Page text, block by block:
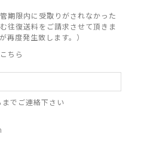
期限内に受取りがされなかった
往復送料をご請求させて頂きま
再度発生致します。）
ちら
でご連絡下さい